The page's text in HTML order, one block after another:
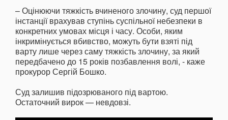
– Оцінюючи тяжкість вчиненого злочину, суд першої
інстанції врахував ступінь суспільної небезпеки в
конкретних умовах місця і часу. Особи, яким
інкримінується вбивство, можуть бути взяті під
варту лише через саму тяжкість злочину, за який
передбачено до 15 років позбавлення волі, - каже
прокурор Сергій Бошко.
Суд залишив підозрюваного під вартою.
Остаточний вирок — невдовзі.